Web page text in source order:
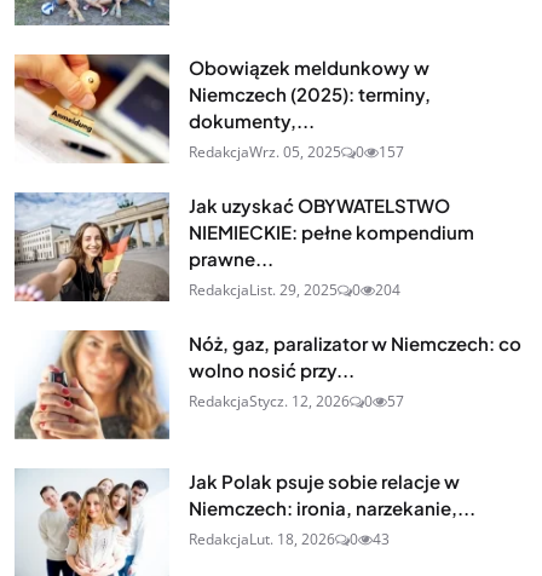
Obowiązek meldunkowy w
Niemczech (2025): terminy,
dokumenty,...
RedakcjaWrz. 05, 2025 0 157
Jak uzyskać OBYWATELSTWO
NIEMIECKIE: pełne kompendium
prawne...
RedakcjaList. 29, 2025 0 204
Nóż, gaz, paralizator w Niemczech: co
wolno nosić przy...
RedakcjaStycz. 12, 2026 0 57
Jak Polak psuje sobie relacje w
Niemczech: ironia, narzekanie,...
RedakcjaLut. 18, 2026 0 43